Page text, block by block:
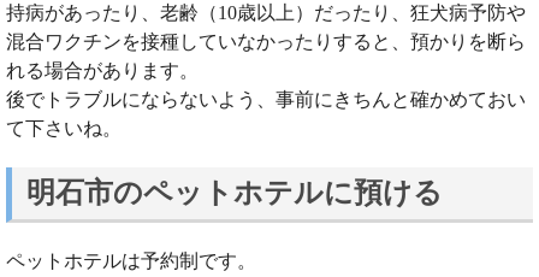
持病があったり、老齢（10歳以上）だったり、狂犬病予防や
混合ワクチンを接種していなかったりすると、預かりを断ら
れる場合があります。
後でトラブルにならないよう、事前にきちんと確かめておい
て下さいね。
明石市のペットホテルに預ける
ペットホテルは予約制です。